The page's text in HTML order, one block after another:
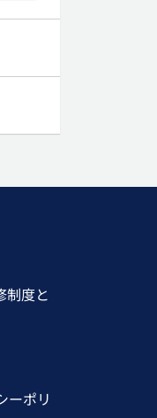
制度と
ーポリ